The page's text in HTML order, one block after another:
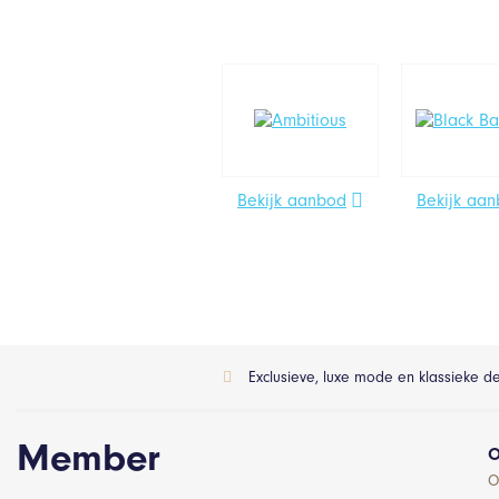
Bekijk aanbod Bekijk
Exclusieve, luxe mode en klassieke
Member